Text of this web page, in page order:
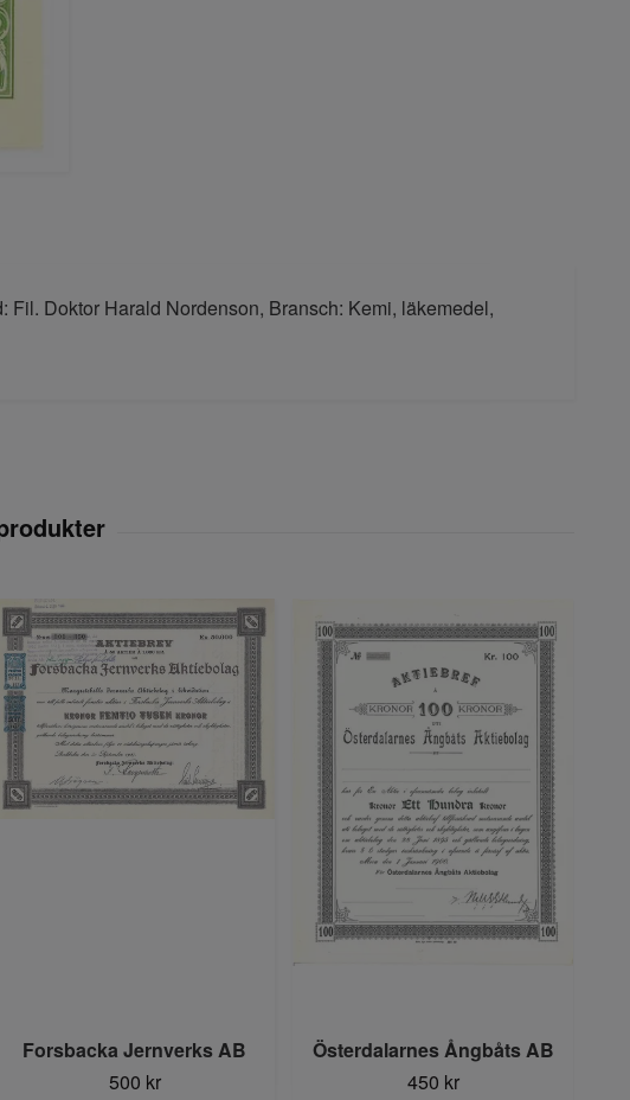
Doktor Harald Nordenson, Bransch: Kemi, läkemedel,
Forsbacka Jernverks AB
500 kr
Österdalarnes Ångbåts AB
450 kr